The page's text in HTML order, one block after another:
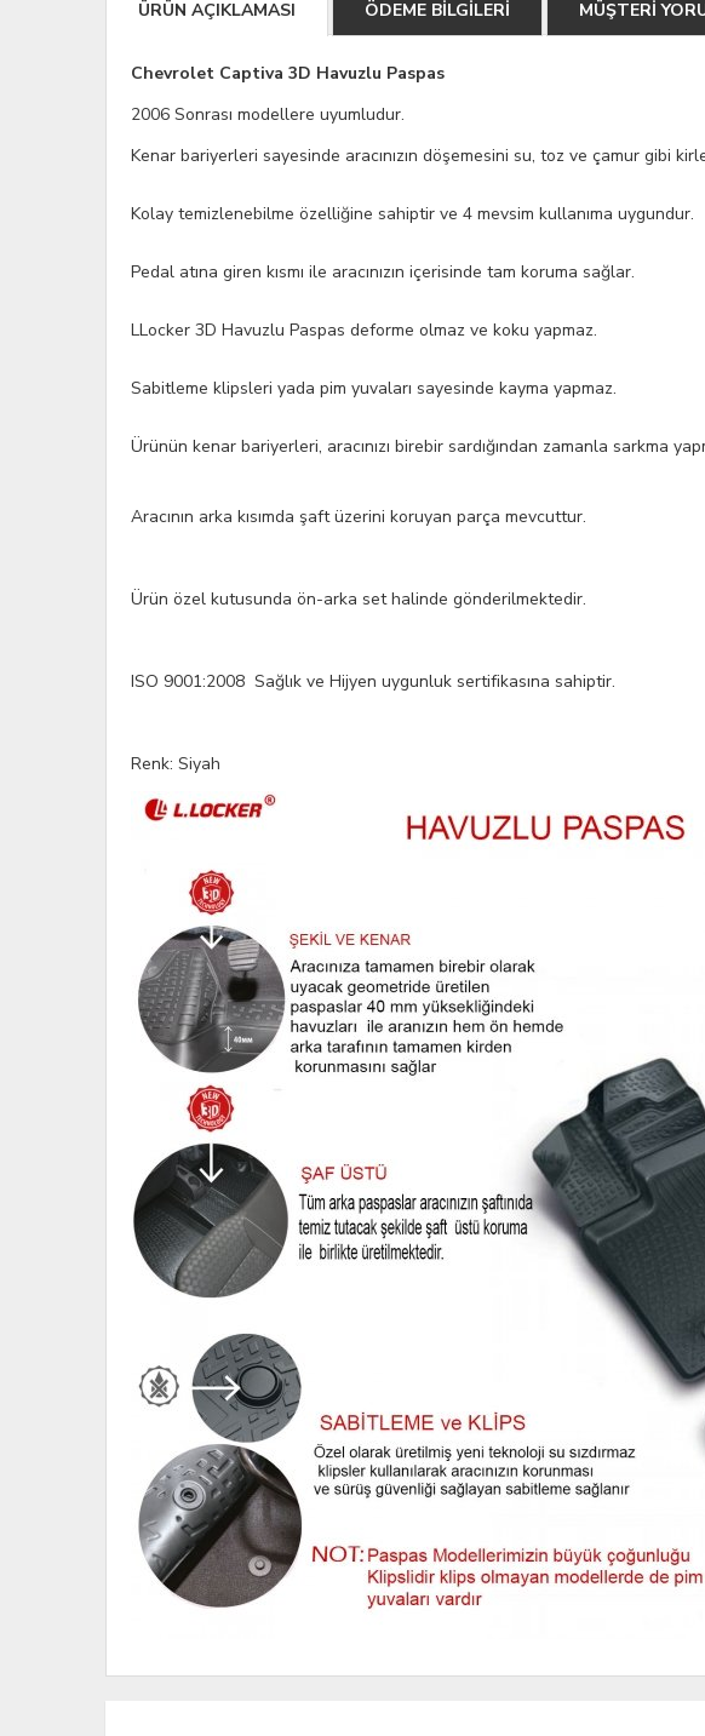
ÜRÜN AÇIKLAMASI ÖDEME BİLGİLERİ MÜŞTERİ
Chevrolet Captiva 3D Havuzlu Paspas
2006 Sonrası modellere uyumludur.
Kenar bariyerleri sayesinde aracınızın döşemesini su, toz ve çamur gibi
Kolay temizlenebilme özelliğine sahiptir ve 4 mevsim kullanıma uygundur.
Pedal atına giren kısmı ile aracınızın içerisinde tam koruma sağlar.
LLocker 3D Havuzlu Paspas deforme olmaz ve koku yapmaz.
Sabitleme klipsleri yada pim yuvaları sayesinde kayma yapmaz.
Ürünün kenar bariyerleri, aracınızı birebir sardığından zamanla sarkma
Aracının arka kısımda şaft üzerini koruyan parça mevcuttur.
Ürün özel kutusunda ön-arka set halinde gönderilmektedir.
ISO 9001:2008 Sağlık ve Hijyen uygunluk sertifikasına sahiptir.
Renk: Siyah